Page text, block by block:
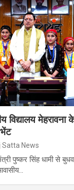
मेहरावना के
Satta News
पुष्कर सिंह धामी से